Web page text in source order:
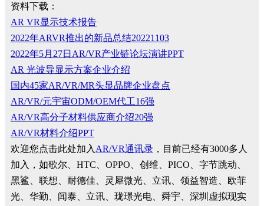
资料下载：
AR VR显示技术报告
2022年ARVR推出的新品总结20221103
2022年5月27日AR/VR产业链论坛演讲PPT
AR 光波导显示方案企业介绍
国内45家AR/VR/MR头显品牌企业盘点
AR/VR/元宇宙ODM/OEM代工16强
AR/VR高分子材料供应商介绍20强
AR/VR材料介绍PPT
欢迎您点击此处加入 AR/VR通讯录 ，目前已经有3000多人
加入，如歌尔、HTC、OPPO、创维、PICO、字节跳动、
黑鲨、联想、耐德佳、灵犀微光、立讯、领益智造、欧菲
光、华勤、闻泰、立讯、珑璟光电、舜宇、深圳虚拟现实